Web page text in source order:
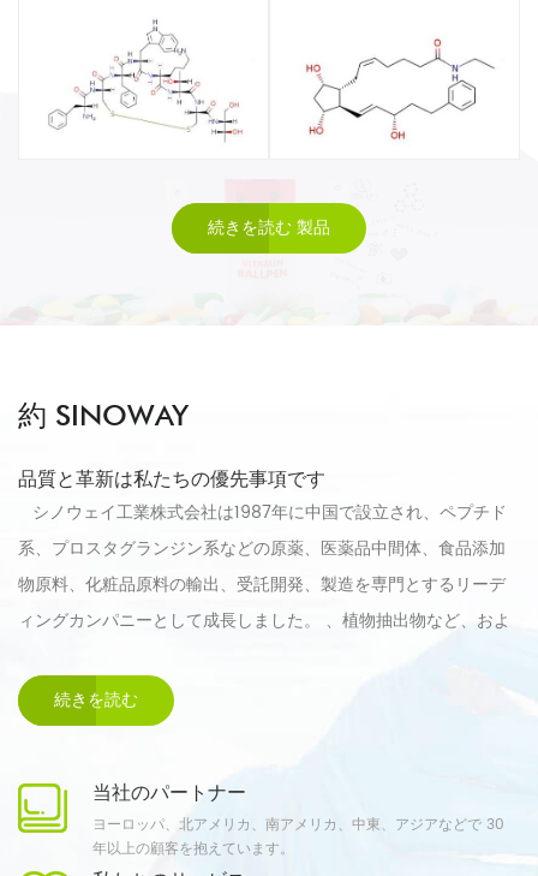
続きを読む 製品
約 SINOWAY
品質と革新は私たちの優先事項です
シノウェイ工業株式会社は1987年に中国で設立され、ペプチド
系、プロスタグランジン系などの原薬、医薬品中間体、食品添加
物原料、化粧品原料の輸出、受託開発、製造を専門とするリーデ
ィングカンパニーとして成長しました。 、植物抽出物など、およ
包装製品。 シノウェイは、製品とサービスの品質が国際基準と
顧客の要件を満たしていることを保証するために、ISO9001:2015
発から生産までのワンストップ CDMO サービスを提供することも
できます。特に、秘密協定を締結した後、特別な高品質要件を持
続きを読む
当社のパートナー
ヨーロッパ、北アメリカ、南アメリカ、中東、アジアなどで 30
年以上の顧客を抱えています。